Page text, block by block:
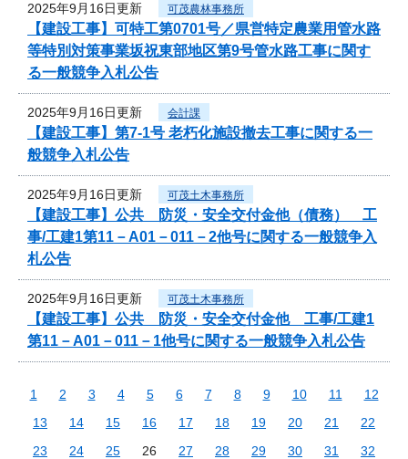
2025年9月16日更新 可茂農林事務所
【建設工事】可特工第0701号／県営特定農業用管水路
等特別対策事業坂祝東部地区第9号管水路工事に関す
る一般競争入札公告
2025年9月16日更新 会計課
【建設工事】第7-1号 老朽化施設撤去工事に関する一
般競争入札公告
2025年9月16日更新 可茂土木事務所
【建設工事】公共 防災・安全交付金他（債務） 工
事/工建1第11－A01－011－2他号に関する一般競争入
札公告
2025年9月16日更新 可茂土木事務所
【建設工事】公共 防災・安全交付金他 工事/工建1
第11－A01－011－1他号に関する一般競争入札公告
1 2 3 4 5 6 7 8 9 10 11
12
13
14 15 16 17 18 19 20 21
22
23
24 25 26 27 28 29 30 31
32